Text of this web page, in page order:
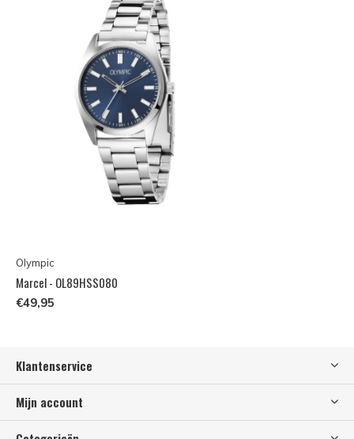
Olympic
Marcel - OL89HSS080
€49,95
Klantenservice
Mijn account